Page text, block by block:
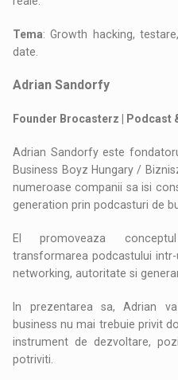
Tema: Growth hacking,
date.
Adrian Sandorfy
Founder Brocasterz | Podcast
Adrian Sandorfy este
Business Boyz Hungary /
numeroase companii sa isi
generation prin podcasturi de
El promoveaza
transformarea podcastului
networking, autoritate si
In prezentarea sa, Adrian
business nu mai trebuie privit
instrument de dezvoltare,
potriviti.